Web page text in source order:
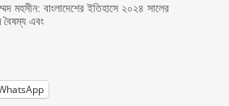
বাংলাদেশের ইতিহাসে ২০২৪ সালের
এবং